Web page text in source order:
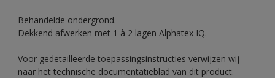
Behandelde ondergrond.
Dekkend afwerken met 1 à 2 lagen Alphatex IQ.
Voor gedetailleerde toepassingsinstructies verwijzen wij
naar het technische documentatieblad van dit product.